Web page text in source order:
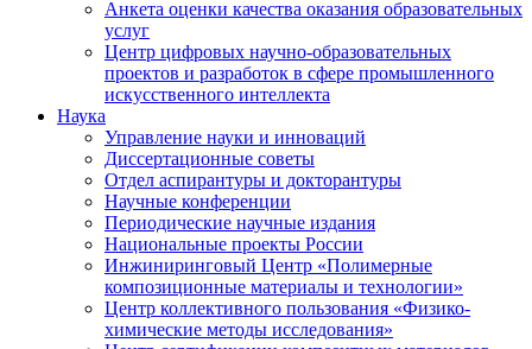
Анкета оценки качества оказания образовательных
услуг
Центр цифровых научно-образовательных
проектов и разработок в сфере промышленного
искусственного интеллекта
Наука
Управление науки и инноваций
Диссертационные советы
Отдел аспирантуры и докторантуры
Научные конференции
Периодические научные издания
Национальные проекты России
Инжиниринговый Центр «Полимерные
композиционные материалы и технологии»
Центр коллективного пользования «Физико-
химические методы исследования»